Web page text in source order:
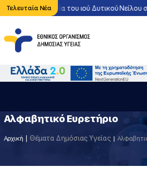
Τελευταία Νέα
κυκλοφορία του ιού Δυτικού Νείλου
Αλφαβητικό Ευρετήριο
Αρχική Θέματα Δημόσιας Υγείας